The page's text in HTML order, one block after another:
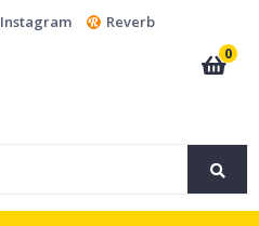
Instagram
Reverb
0